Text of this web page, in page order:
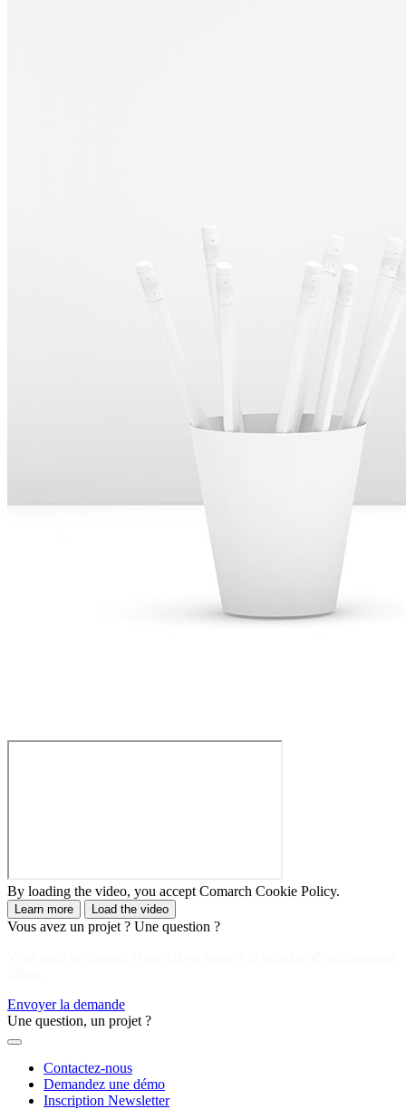
By loading the video, you accept Comarch Cookie Policy.
Learn more Load the video
Vous avez un projet ? Une question ?
Envoyer la demande
Une question, un projet ?
Contactez-nous
Demandez une démo
Inscription Newsletter